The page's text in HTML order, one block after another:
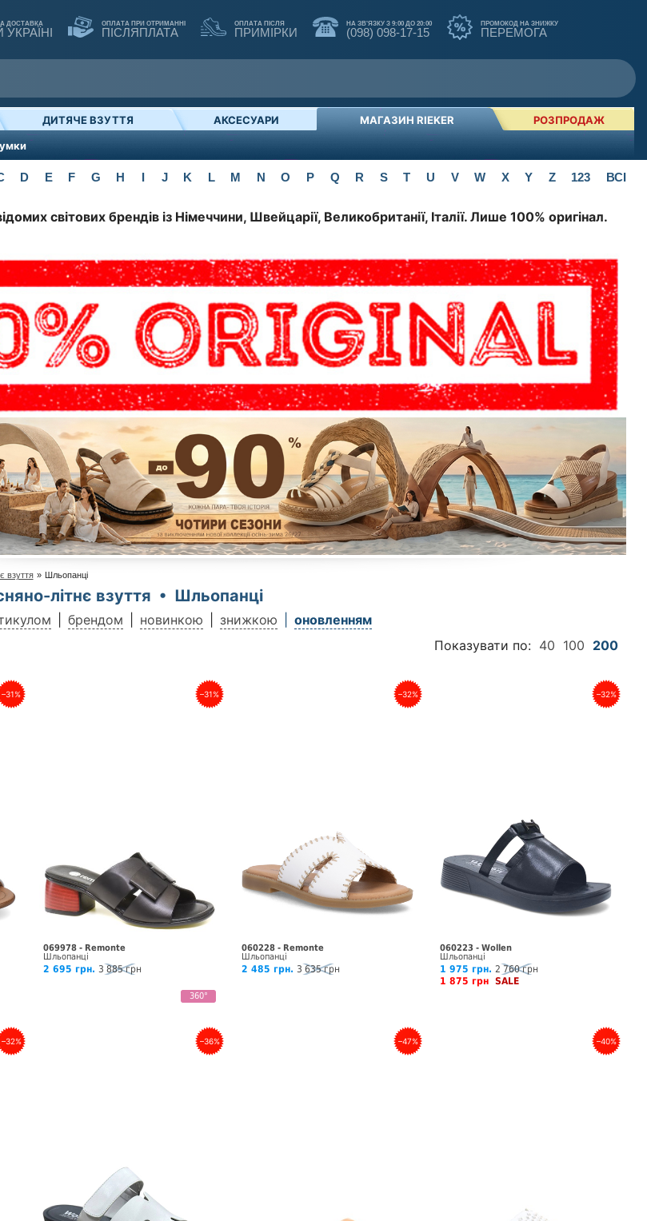
ДОСТАВКА ОПЛАТА ПРИ ОТРИМАННІ
ПІСЛЯПЛАТА
ОПЛАТА ПІСЛЯ
ПРИМІРКИ
НА ЗВ'ЯЗКУ З 9:00 ДО 20:00
(098) 098-17-15
ПРОМОКОД НА ЗНИЖКУ
ПЕРЕМОГА
ДИТЯЧЕ ВЗУТТЯ АКСЕСУАРИ
МАГАЗИН RIEKER
РОЗПРОДАЖ
світових брендів із Німеччини, Швейцарії, Великобританії, Італії. Лише 100% оригінал.
взуття » Шльопанці
літнє взуття • Шльопанці
брендом новинкою знижкою
оновленням
Показувати по: 40 100 200
–31% –31%
069978 - Remonte
Шльопанці
2 695 грн. 3 885 грн
360°
–32%
060228 - Remonte
Шльопанці
2 485 грн. 3 635 грн
–32%
060223 - Wollen
Шльопанці
1 975 грн. 2 760 грн
1 875 грн SALE
–32% –36% –47% –40%
D E F G H I J K L M N O P Q R S T U V W X Y Z 123 ВСІ